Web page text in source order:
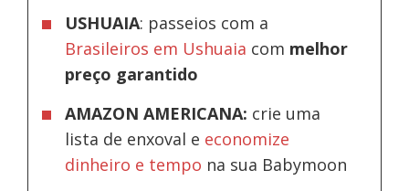
USHUAIA: passeios com a
Brasileiros em Ushuaia com melhor
preço garantido
AMAZON AMERICANA: crie uma
lista de enxoval e economize
dinheiro e tempo na sua Babymoon